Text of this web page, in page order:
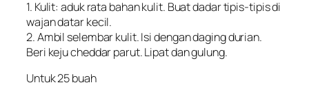
1. Kulit: aduk rata bahan kulit. Buat dadar tipis-tipis di
wajan datar kecil.
2. Ambil selembar kulit. Isi dengan daging durian.
Beri keju cheddar parut. Lipat dan gulung.
Untuk 25 buah